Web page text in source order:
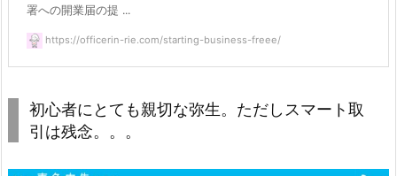
署への開業届の提 ...
https://officerin-rie.com/starting-business-freee/
初心者にとても親切な弥生。ただしスマート取
引は残念。。。